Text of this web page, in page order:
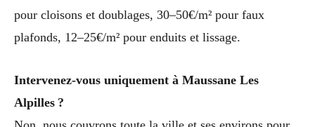
pour cloisons et doublages, 30–50€/m² pour faux
plafonds, 12–25€/m² pour enduits et lissage.
Intervenez-vous uniquement à Maussane Les
Alpilles ?